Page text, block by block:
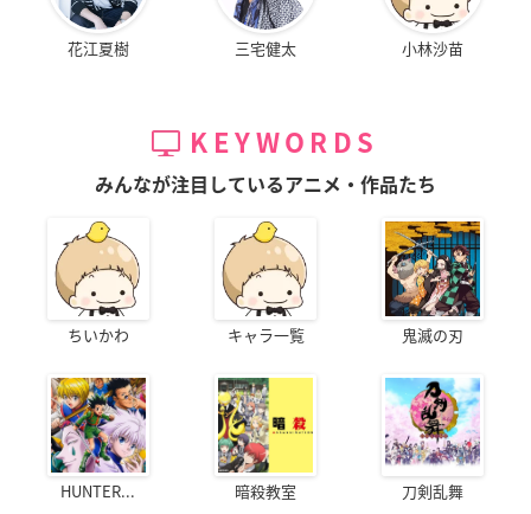
花江夏樹 三宅健太 小林沙苗
KEYWORDS
みんなが注目しているアニメ・作品たち
ちいかわ キャラ一覧 鬼滅の刃
HUNTER... 暗殺教室 刀剣乱舞